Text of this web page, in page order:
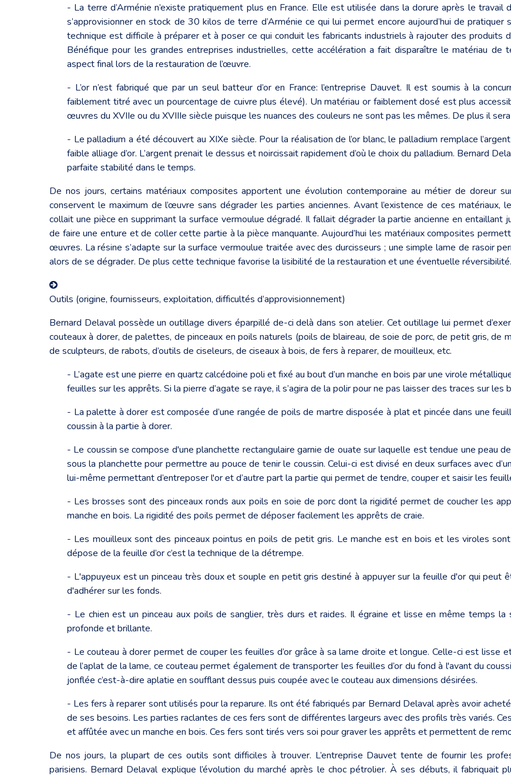
- La terre d’Arménie n’existe pratiquement plus en France. Elle est utilisée dans la dorure après le
s’approvisionner en stock de 30 kilos de terre d’Arménie ce qui lui permet encore aujourd’hui de
technique est difficile à préparer et à poser ce qui conduit les fabricants industriels à rajouter des
Bénéfique pour les grandes entreprises industrielles, cette accélération a fait disparaître le matériau de
aspect final lors de la restauration de l’œuvre.
- L’or n’est fabriqué que par un seul batteur d’or en France: l’entreprise Dauvet. Il est soumis à la
faiblement titré avec un pourcentage de cuivre plus élevé). Un matériau or faiblement dosé est plus
œuvres du XVIIe ou du XVIIIe siècle puisque les nuances des couleurs ne sont pas les mêmes. De plus il
- Le palladium a été découvert au XIXe siècle. Pour la réalisation de l’or blanc, le palladium remplace
faible alliage d’or. L’argent prenait le dessus et noircissait rapidement d’où le choix du palladium. Bernard
parfaite stabilité dans le temps.
De nos jours, certains matériaux composites apportent une évolution contemporaine au métier de doreur
conservent le maximum de l’œuvre sans dégrader les parties anciennes. Avant l’existence de ces
collait une pièce en supprimant la surface vermoulue dégradé. Il fallait dégrader la partie ancienne en entaillant
de faire une enture et de coller cette partie à la pièce manquante. Aujourd’hui les matériaux composites
œuvres. La résine s’adapte sur la surface vermoulue traitée avec des durcisseurs ; une simple lame de rasoir
alors de se dégrader. De plus cette technique favorise la lisibilité de la restauration et une éventuelle réversibilité.
Outils (origine, fournisseurs, exploitation, difficultés d’approvisionnement)
Bernard Delaval possède un outillage divers éparpillé de-ci delà dans son atelier. Cet outillage lui permet
couteaux à dorer, de palettes, de pinceaux en poils naturels (poils de blaireau, de soie de porc, de petit gris, de
de sculpteurs, de rabots, d’outils de ciseleurs, de ciseaux à bois, de fers à reparer, de mouilleux, etc.
- L’agate est une pierre en quartz calcédoine poli et fixé au bout d’un manche en bois par une virole
feuilles sur les apprêts. Si la pierre d’agate se raye, il s’agira de la polir pour ne pas laisser des traces sur les
- La palette à dorer est composée d’une rangée de poils de martre disposée à plat et pincée dans une
coussin à la partie à dorer.
- Le coussin se compose d'une planchette rectangulaire garnie de ouate sur laquelle est tendue une peau
sous la planchette pour permettre au pouce de tenir le coussin. Celui-ci est divisé en deux surfaces avec
lui-même permettant d’entreposer l'or et d’autre part la partie qui permet de tendre, couper et saisir les
- Les brosses sont des pinceaux ronds aux poils en soie de porc dont la rigidité permet de coucher les
manche en bois. La rigidité des poils permet de déposer facilement les apprêts de craie.
- Les mouilleux sont des pinceaux pointus en poils de petit gris. Le manche est en bois et les viroles
dépose de la feuille d’or c’est la technique de la détrempe.
- L'appuyeux est un pinceau très doux et souple en petit gris destiné à appuyer sur la feuille d'or qui peut
d'adhérer sur les fonds.
- Le chien est un pinceau aux poils de sanglier, très durs et raides. Il égraine et lisse en même temps
profonde et brillante.
- Le couteau à dorer permet de couper les feuilles d’or grâce à sa lame droite et longue. Celle-ci est lisse
de l’aplat de la lame, ce couteau permet également de transporter les feuilles d’or du fond à l'avant du
jonflée c’est-à-dire aplatie en soufflant dessus puis coupée avec le couteau aux dimensions désirées.
- Les fers à reparer sont utilisés pour la reparure. Ils ont été fabriqués par Bernard Delaval après avoir
de ses besoins. Les parties raclantes de ces fers sont de différentes largeurs avec des profils très variés.
et affûtée avec un manche en bois. Ces fers sont tirés vers soi pour graver les apprêts et permettent de
De nos jours, la plupart de ces outils sont difficiles à trouver. L’entreprise Dauvet tente de fournir les
parisiens. Bernard Delaval explique l’évolution du marché après le choc pétrolier. À ses débuts, il fabriquait